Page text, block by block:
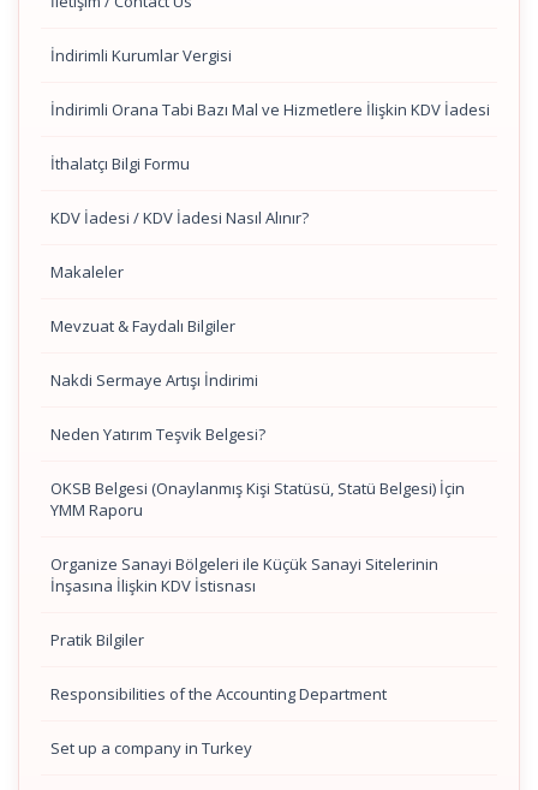
İndirimli Kurumlar Vergisi
İndirimli Orana Tabi Bazı Mal ve Hizmetlere İlişkin KDV İadesi
İthalatçı Bilgi Formu
KDV İadesi / KDV İadesi Nasıl Alınır?
Makaleler
Mevzuat & Faydalı Bilgiler
Nakdi Sermaye Artışı İndirimi
Neden Yatırım Teşvik Belgesi?
OKSB Belgesi (Onaylanmış Kişi Statüsü, Statü Belgesi) İçin
YMM Raporu
Organize Sanayi Bölgeleri ile Küçük Sanayi Sitelerinin
İnşasına İlişkin KDV İstisnası
Pratik Bilgiler
Responsibilities of the Accounting Department
Set up a company in Turkey